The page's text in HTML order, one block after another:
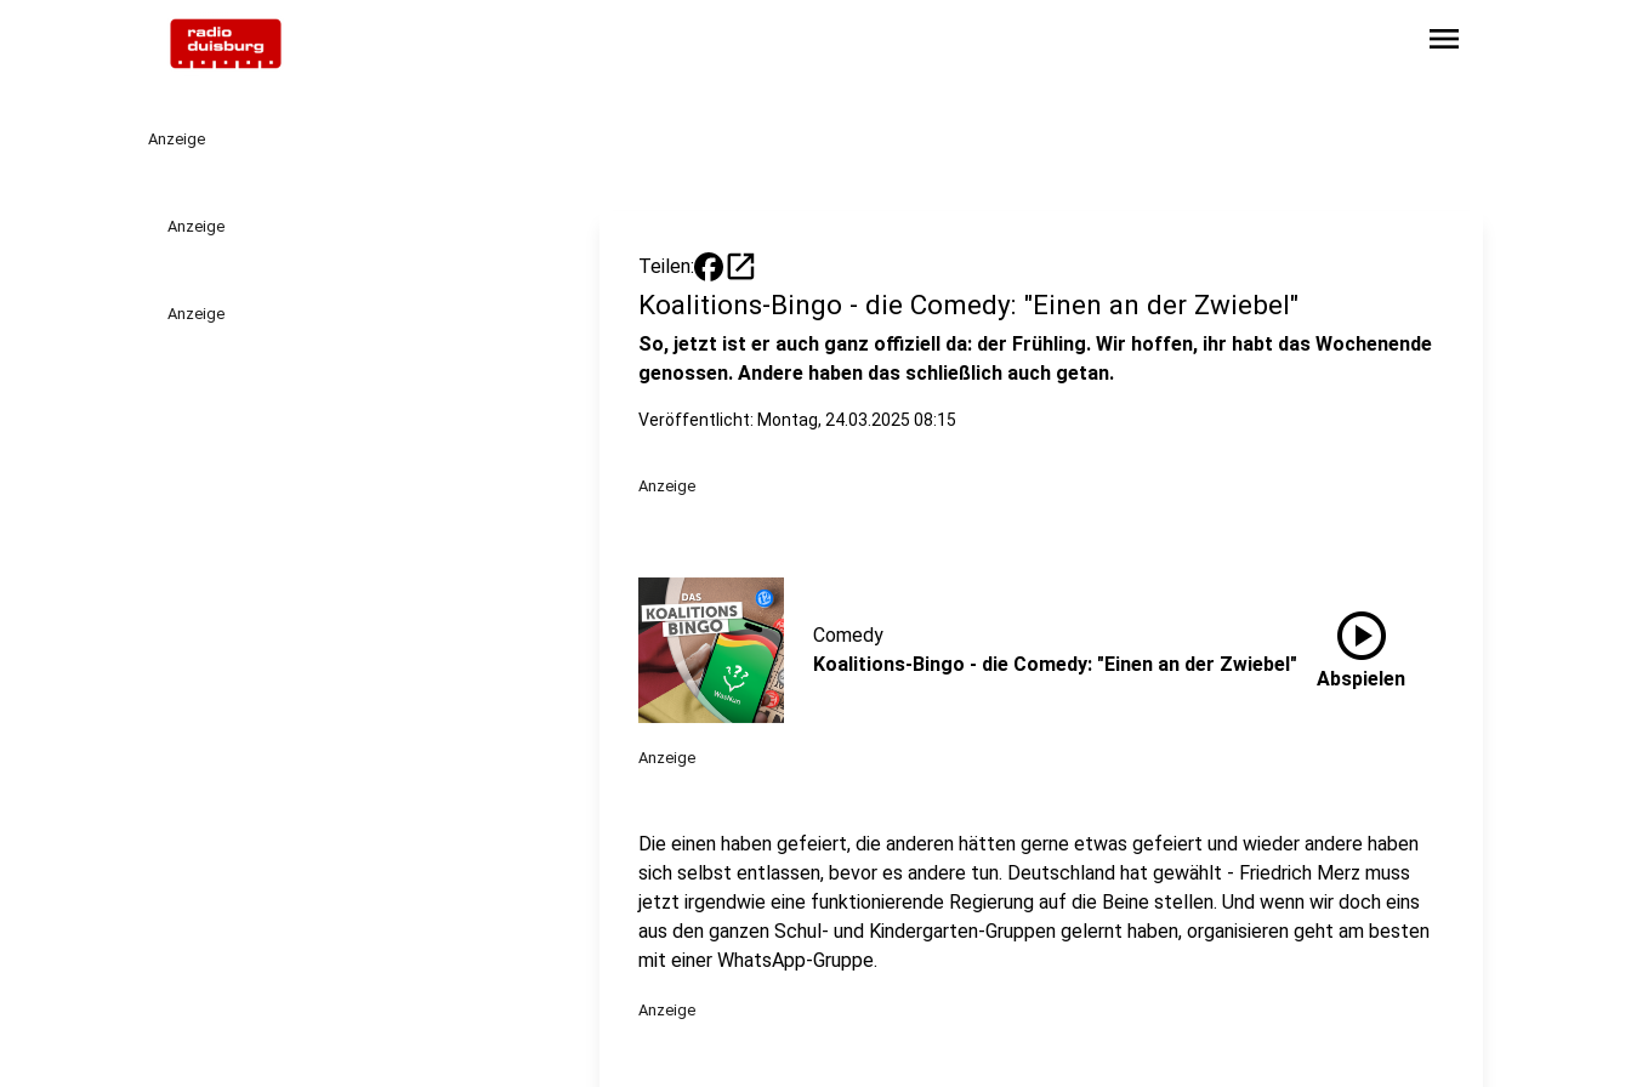
menu
Anzeige
Anzeige
Anzeige
Teilen: open_in_new
Koalitions-Bingo - die Comedy: "Einen an der Zwiebel"
So, jetzt ist er auch ganz offiziell da: der Frühling. Wir hoffen, ihr habt das Wochenende
genossen. Andere haben das schließlich auch getan.
Veröffentlicht: Montag, 24.03.2025 08:15
Anzeige
Comedy
Koalitions-Bingo - die Comedy: "Einen an der Zwiebel"
play_circle
Abspielen
Anzeige
Die einen haben gefeiert, die anderen hätten gerne etwas gefeiert und wieder andere haben
sich selbst entlassen, bevor es andere tun. Deutschland hat gewählt - Friedrich Merz muss
jetzt irgendwie eine funktionierende Regierung auf die Beine stellen. Und wenn wir doch eins
aus den ganzen Schul- und Kindergarten-Gruppen gelernt haben, organisieren geht am besten
mit einer WhatsApp-Gruppe.
Anzeige